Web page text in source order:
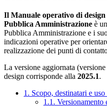
Il Manuale operativo di
Pubblica Amministrazione è
Pubblica Amministrazione e i
indicazioni operative per
realizzazione dei punti di
La versione aggiornata
design corrisponde alla 2025.1.
1. Scopo, destinatari e
1.1. Versionamento